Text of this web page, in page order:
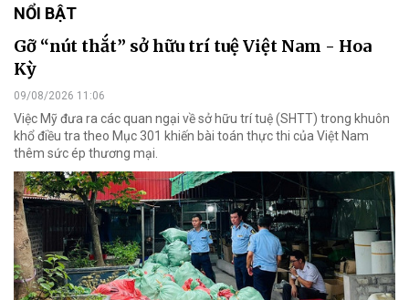
NỔI BẬT
Gỡ “nút thắt” sở hữu trí tuệ Việt Nam - Hoa
Kỳ
09/08/2026 11:06
Việc Mỹ đưa ra các quan ngại về sở hữu trí tuệ (SHTT) trong khuôn
khổ điều tra theo Mục 301 khiến bài toán thực thi của Việt Nam
thêm sức ép thương mại.